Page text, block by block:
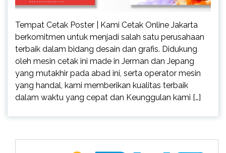
Tempat Cetak Poster | Kami Cetak Online Jakarta
berkomitmen untuk menjadi salah satu perusahaan
terbaik dalam bidang desain dan grafis. Didukung
oleh mesin cetak ini made in Jerman dan Jepang
yang mutakhir pada abad ini, serta operator mesin
yang handal, kami memberikan kualitas terbaik
dalam waktu yang cepat dan Keunggulan kami […]